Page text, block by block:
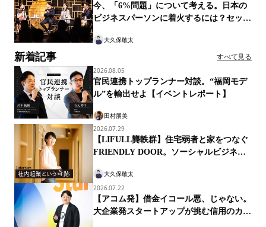
今、「6%問題」について考える。日本の
ビジネスパーソンに着火するには？セッシ
大久保敬太
新着記事 すべて見る
2026.08.05
官民連携トップランナー対談。“福岡モデ
ル”を輸出せよ【イベントレポート】
田村朋美
2026.07.29
【LIFULL龔軼群】住宅弱者と家をつなぐ
FRIENDLY DOOR。ソーシャルビジネス
大久保敬太
2026.07.22
【アコム発】借金イコール悪、じゃない。
大企業発スタートアップが挑む信用のカタ